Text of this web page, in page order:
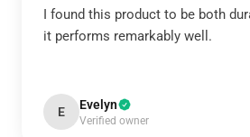
I found this product to be both
it performs remarkably well.
E Evelyn
Verified owner